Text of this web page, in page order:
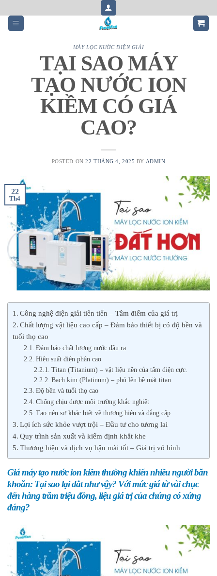
to
content
MÁY LỌC NƯỚC ĐIỆN GIẢI
TẠI SAO MÁY
TẠO NƯỚC ION
KIỀM CÓ GIÁ
CAO?
POSTED ON22 THÁNG 4, 2025 BY ADMIN
22
Th4
Công nghệ điện giải tiên tiến – Tâm điểm của giá trị
Chất lượng vật liệu cao cấp – Đảm bảo thiết bị có độ bền và
tuổi thọ cao
Đảm bảo chất lượng nước đầu ra
Hiệu suất điện phân cao
Titan (Titanium) – vật liệu nền của tấm điện cực.
Bạch kim (Platinum) – phủ lên bề mặt titan
Độ bền và tuổi thọ cao
Chống chịu được môi trường khắc nghiệt
Tạo nên sự khác biệt về thương hiệu và đẳng cấp
Lợi ích sức khỏe vượt trội – Đầu tư cho tương lai
Quy trình sản xuất và kiểm định khắt khe
Thương hiệu và dịch vụ hậu mãi tốt – Giá trị vô hình
Giá máy tạo nước ion kiềm thường khiến nhiều người băn
khoăn: Tại sao lại đắt như vậy? Với mức giá từ vài chục
đến hàng trăm triệu đồng, liệu giá trị của chúng có xứng
đáng?